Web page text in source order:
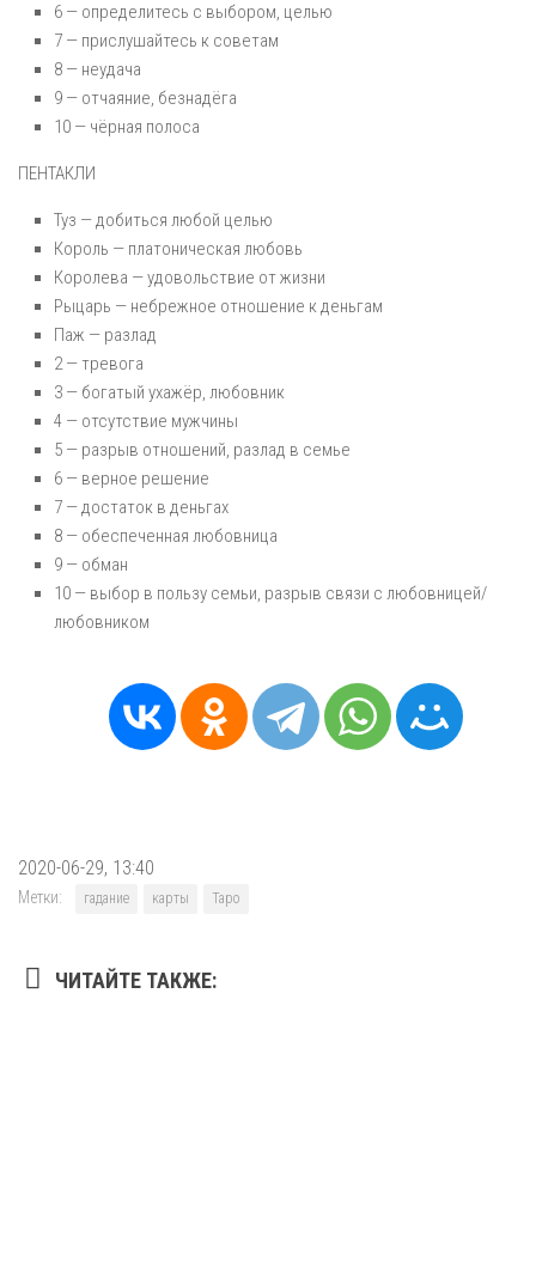
6 — определитесь с выбором, целью
7 — прислушайтесь к советам
8 — неудача
9 — отчаяние, безнадёга
10 — чёрная полоса
ПЕНТАКЛИ
Туз — добиться любой целью
Король — платоническая любовь
Королева — удовольствие от жизни
Рыцарь — небрежное отношение к деньгам
Паж — разлад
2 — тревога
3 — богатый ухажёр, любовник
4 — отсутствие мужчины
5 — разрыв отношений, разлад в семье
6 — верное решение
7 — достаток в деньгах
8 — обеспеченная любовница
9 — обман
10 — выбор в пользу семьи, разрыв связи с любовницей/
любовником
2020-06-29, 13:40
Метки: гадание карты Таро
ЧИТАЙТЕ ТАКЖЕ: